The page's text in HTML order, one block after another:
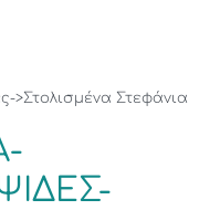
>Στολισμένα Στεφάνια